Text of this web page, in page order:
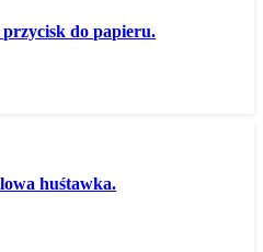
do papieru.
huśtawka.